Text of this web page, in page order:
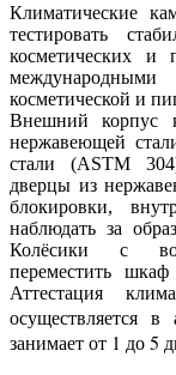
Климатические
тестировать
косметических и
косметической и
Внешний корпус
нержавеющей
стали (ASTM
дверцы из
блокировки,
наблюдать за
Колёсики с
переместить
Аттестация
осуществляется
занимает от 1 до 5